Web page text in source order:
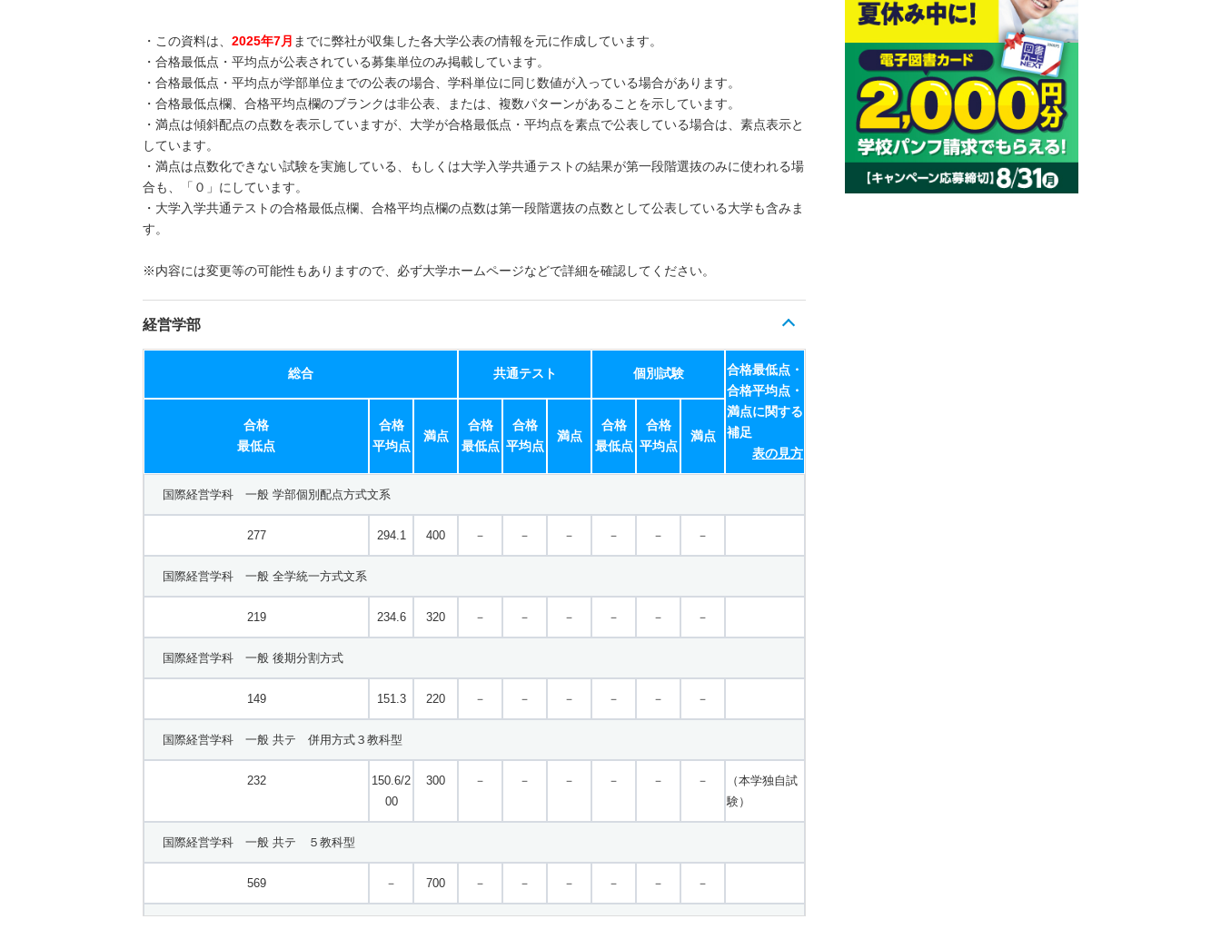
・この資料は、 2025年7月 までに弊社が収集した各大学公表の情報を元に作成しています。
・合格最低点・平均点が公表されている募集単位のみ掲載しています。
・合格最低点・平均点が学部単位までの公表の場合、学科単位に同じ数値が入っている場合があります。
・合格最低点欄、合格平均点欄のブランクは非公表、または、複数パターンがあることを示しています。
・満点は傾斜配点の点数を表示していますが、大学が合格最低点・平均点を素点で公表している場合は、素点表示と
しています。
・満点は点数化できない試験を実施している、もしくは大学入学共通テストの結果が第一段階選抜のみに使われる場
合も、「０」にしています。
・大学入学共通テストの合格最低点欄、合格平均点欄の点数は第一段階選抜の点数として公表している大学も含みま
す。
※内容には変更等の可能性もありますので、必ず大学ホームページなどで詳細を確認してください。
経営学部
総合 共通テスト 個別試験
合格最低点・
合格平均点・
満点に関する
補足
表の見方
合格
最低点
合格
平均点
満点
合格
最低点
合格
平均点
満点
合格
最低点
合格
平均点
満点
国際経営学科 一般 学部個別配点方式文系
277 294.1 400 － － － － － －
国際経営学科 一般 全学統一方式文系
219 234.6 320 － － － － － －
国際経営学科 一般 後期分割方式
149 151.3 220 － － － － － －
国際経営学科 一般 共テ 併用方式３教科型
232
150.6/2
00
300 － － － － － －
（本学独自試
験）
国際経営学科 一般 共テ ５教科型
569 － 700 － － － － － －